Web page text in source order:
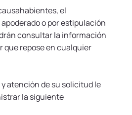
el
o por estipulación
consultar la información
que repose en cualquier
atención de su solicitud le
la siguiente